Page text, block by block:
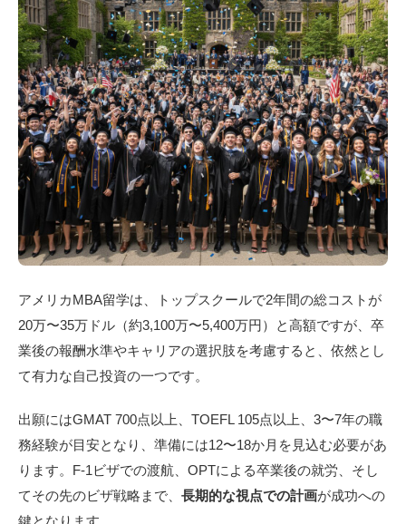
アメリカMBA留学は、トップスクールで2年間の総コストが
20万〜35万ドル（約3,100万〜5,400万円）と高額ですが、卒
業後の報酬水準やキャリアの選択肢を考慮すると、依然とし
て有力な自己投資の一つです。
出願にはGMAT 700点以上、TOEFL 105点以上、3〜7年の職
務経験が目安となり、準備には12〜18か月を見込む必要があ
ります。F-1ビザでの渡航、OPTによる卒業後の就労、そし
てその先のビザ戦略まで、 長期的な視点での計画が成功への
鍵となります。